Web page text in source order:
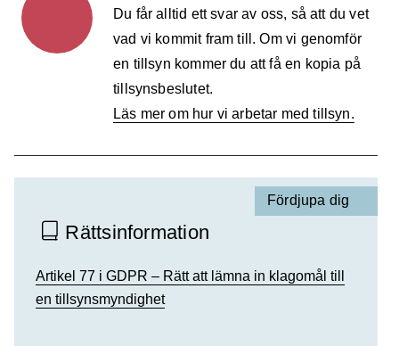
Du får alltid ett svar av oss, så att du vet
vad vi kommit fram till. Om vi genomför
en tillsyn kommer du att få en kopia på
tillsynsbeslutet.
Läs mer om hur vi arbetar med tillsyn.
Rättsinformation
Fördjupa dig
Artikel 77 i GDPR – Rätt att lämna in klagomål till
en tillsynsmyndighet